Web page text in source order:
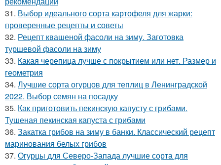
31. Выбор идеального сорта картофеля для жарки:
проверенные рецепты и советы
32. Рецепт квашеной фасоли на зиму. Заготовка
туршевой фасоли на зиму
33. Какая черепица лучше с покрытием или нет. Размер и
геометрия
34. Лучшие сорта огурцов для теплиц в Ленинградской
2022. Выбор семян на посадку
35. Как приготовить пекинскую капусту с грибами.
Тушеная пекинская капуста с грибами
36. Закатка грибов на зиму в банки. Классический рецепт
маринования белых грибов
37. Огурцы для Северо-Запада лучшие сорта для